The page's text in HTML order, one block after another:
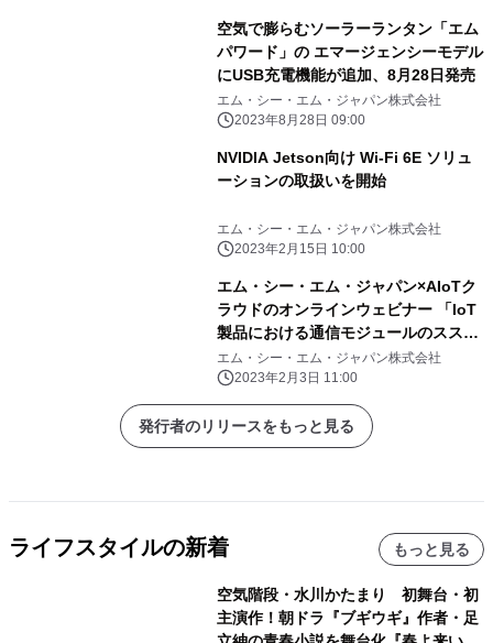
空気で膨らむソーラーランタン「エム
パワード」の エマージェンシーモデル
にUSB充電機能が追加、8月28日発売
エム・シー・エム・ジャパン株式会社
2023年8月28日 09:00
NVIDIA Jetson向け Wi-Fi 6E ソリュ
ーションの取扱いを開始
エム・シー・エム・ジャパン株式会社
2023年2月15日 10:00
エム・シー・エム・ジャパン×AIoTク
ラウドのオンラインウェビナー 「IoT
製品における通信モジュールのスス
メ」を2月9日に開催
エム・シー・エム・ジャパン株式会社
2023年2月3日 11:00
発行者のリリースをもっと見る
ライフスタイルの新着 もっと見る
空気階段・水川かたまり 初舞台・初
主演作！朝ドラ『ブギウギ』作者・足